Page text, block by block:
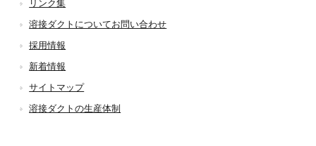
リンク集
溶接ダクトについてお問い合わせ
採用情報
新着情報
サイトマップ
溶接ダクトの生産体制